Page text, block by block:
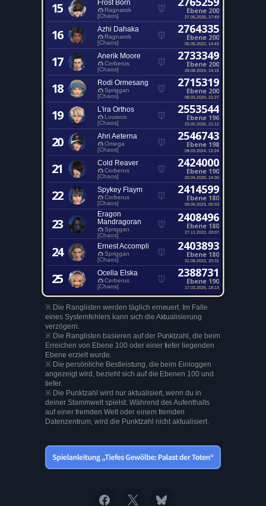
15 Frost Born
Ragnarok
[Chaos]
Ebene 200
27.06.2025, 17:49
16 Azhi Dahaka
Ragnarok
[Chaos]
2764335
Ebene 200
05.05.2022, 14:42
17 Anerik Moore
Cerberus
[Chaos]
2733349
Ebene 200
28.08.2024, 14:15
18 Rodi Ormesang
Spriggan
[Chaos]
2715319
Ebene 200
08.03.2020, 21:27
19 L'ira Orthos
Louisoix
[Chaos]
2553544
Ebene 196
23.05.2026, 21:12
20 Ahri Aeterna
Omega
[Chaos]
2546743
Ebene 198
08.03.2024, 12:24
21 Cold Reaver
Cerberus
[Chaos]
2424000
Ebene 190
20.04.2020, 14:30
22 Spykey Flaym
Cerberus
[Chaos]
2414599
Ebene 180
09.06.2023, 00:33
23
Eragon
Mandragoran
Spriggan
[Chaos]
2408496
Ebene 180
27.11.2022, 20:07
24 Ernest Accompli
Spriggan
[Chaos]
2403893
Ebene 180
31.08.2023, 20:31
25 Ocella Elska
Cerberus
[Chaos]
2388731
Ebene 190
17.02.2025, 18:13
※ Die Ranglisten werden täglich erneuert. Im Falle
eines Systemfehlers kann sich die Aktualisierung
verzögern.
※ Die Ranglisten basieren auf der Punktzahl, die beim
Erreichen von Ebene 100 oder einer tiefer liegenden
Ebene erzielt wurde.
※ Die persönliche Bestleistung, die beim Einloggen
angezeigt wird, bezieht sich auf die Ebenen 100 und
tiefer.
※ Die Punktzahl wird nur aktualisiert, wenn du in
deiner Stammwelt spielst. Während des Aufenthalts
auf einer fremden Welt oder einem fremden
Datenzentrum, wird die Punktzahl nicht aktualisiert.